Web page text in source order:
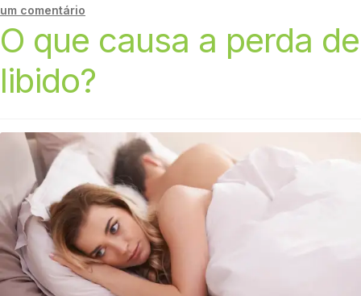
um comentário
O que causa a perda de
libido?